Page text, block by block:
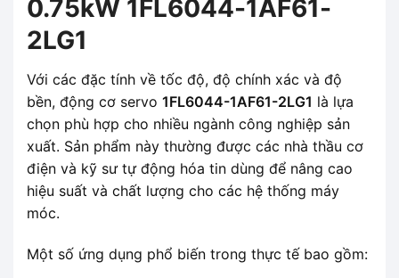
0.75kW 1FL6044-1AF61-
2LG1
Với các đặc tính về tốc độ, độ chính xác và độ
bền, động cơ servo 1FL6044-1AF61-2LG1 là lựa
chọn phù hợp cho nhiều ngành công nghiệp sản
xuất. Sản phẩm này thường được các nhà thầu cơ
điện và kỹ sư tự động hóa tin dùng để nâng cao
hiệu suất và chất lượng cho các hệ thống máy
móc.
Một số ứng dụng phổ biến trong thực tế bao gồm: